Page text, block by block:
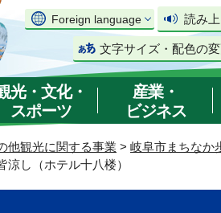
Foreign language 読み
文字サイズ・配色の
光・文化・
スポーツ
産業・
ビジネス
他観光に関する事業 > 岐阜市まちなか
し（ホテル十八楼）